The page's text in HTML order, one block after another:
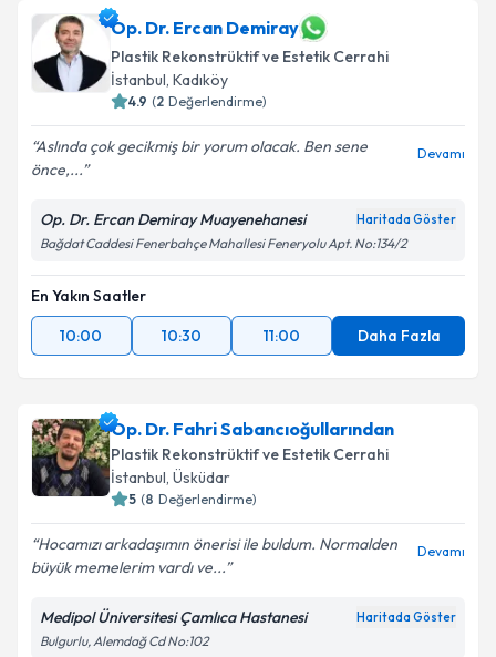
Op. Dr. Ercan Demiray
Plastik Rekonstrüktif ve Estetik Cerrahi
İstanbul, Kadıköy
4.9 (2 Değerlendirme)
Aslında çok gecikmiş bir yorum olacak. Ben sene
önce,...
Devamı
Op. Dr. Ercan Demiray Muayenehanesi Haritada Göster
Bağdat Caddesi Fenerbahçe Mahallesi Feneryolu Apt. No:134/2
En Yakın Saatler
10:00
10:30 11:00 Daha Fazla
Op. Dr. Fahri Sabancıoğullarından
Plastik Rekonstrüktif ve Estetik Cerrahi
İstanbul, Üsküdar
5 (8 Değerlendirme)
Hocamızı arkadaşımın önerisi ile buldum. Normalden
büyük memelerim vardı ve...
Devamı
Medipol Üniversitesi Çamlıca Hastanesi Haritada Göster
Bulgurlu, Alemdağ Cd No:102